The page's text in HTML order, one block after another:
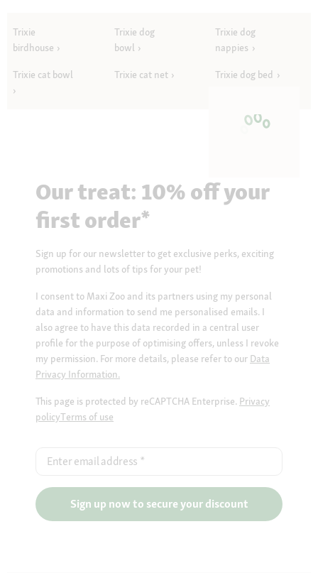
Trixie
birdhouse
Trixie dog
bowl
Trixie dog
nappies
Trixie cat bowl Trixie cat net Trixie dog bed
Our treat: 10% off your
first order*
Sign up for our newsletter to get exclusive perks, exciting
promotions and lots of tips for your pet!
I consent to Maxi Zoo and its partners using my personal
data and information to send me personalised emails. I
also agree to have this data recorded in a central user
profile for the purpose of optimising offers, unless I revoke
my permission. For more details, please refer to our Data
Privacy Information.
This page is protected by reCAPTCHA Enterprise. Privacy
policyTerms of use
Enter email address *
Sign up now to secure your discount